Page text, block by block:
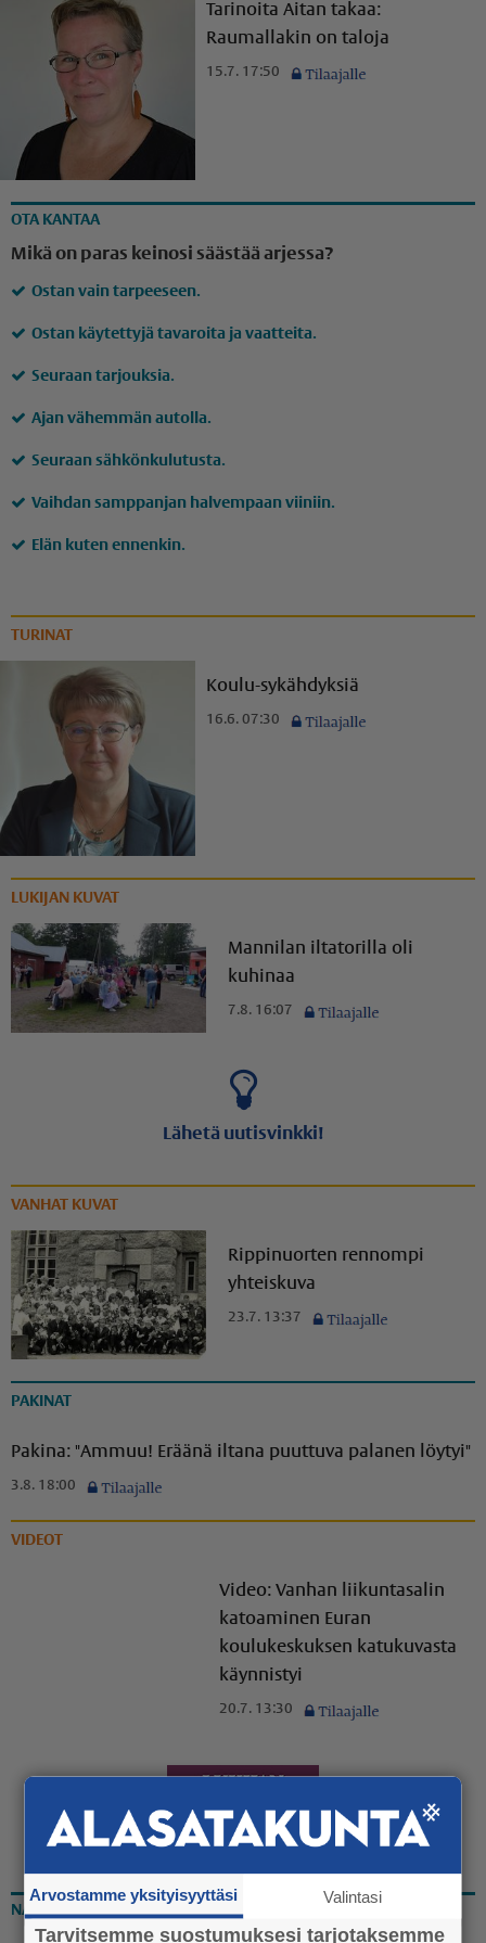
Tarinoita Aitan takaa:
Raumallakin on taloja
15.7. 17:50
OTA KANTAA
Mikä on paras keinosi säästää arjessa?
Ostan vain tarpeeseen.
Ostan käytettyjä tavaroita ja vaatteita.
Seuraan tarjouksia.
Ajan vähemmän autolla.
Seuraan sähkönkulutusta.
Vaihdan samppanjan halvempaan viiniin.
Elän kuten ennenkin.
TURINAT
Koulu-sykähdyksiä
16.6. 07:30
LUKIJAN KUVAT
Mannilan iltatorilla oli
kuhinaa
7.8. 16:07
Lähetä uutisvinkki!
VANHAT KUVAT
Rippinuorten rennompi
yhteiskuva
23.7. 13:37
PAKINAT
Pakina: "Ammuu! Eräänä iltana puuttuva palanen löytyi"
3.8. 18:00
VIDEOT
Video: Vanhan liikuntasalin
katoaminen Euran
koulukeskuksen katukuvasta
käynnistyi
20.7. 13:30
NÄKÖISLEHTI
Arvostamme yksityisyyttäsi Valintasi
Tarvitsemme suostumuksesi tarjotaksemme